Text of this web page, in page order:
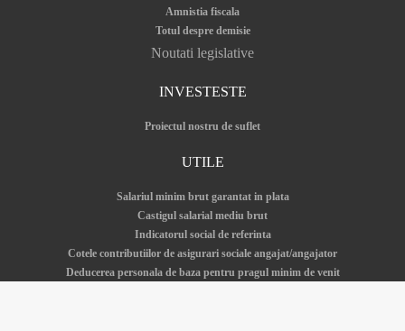
, 04 nov 2021
Conventia civila reprezinta un contract civil de prestari
Amnistia fiscala
Totul despre demisie
Noutati legislative
INVESTESTE
Proiectul nostru de suflet
UTILE
Salariul minim brut garantat in plata
Castigul salarial mediu brut
Indicatorul social de referinta
Cotele contributiilor de asigurari sociale angajat/angajator
Deducerea personala de baza pentru pragul minim de venit